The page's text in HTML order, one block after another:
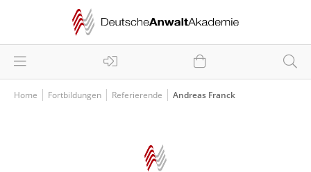
Home Fortbildungen Referierende Andreas Franck